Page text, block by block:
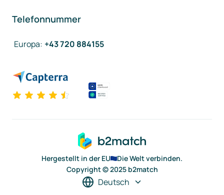
Telefonnummer
Europa: +43 720 884155
Hergestellt in der EU
Die Welt verbinden.
Copyright © 2025 b2match
Deutsch